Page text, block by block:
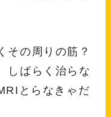
その周りの筋？
しばらく治らな
とらなきゃだ